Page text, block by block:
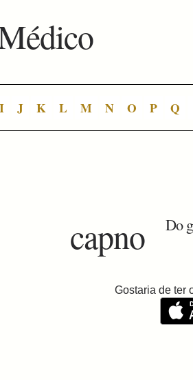
I J K L M N O P Q
capno Do
Gostaria de ter